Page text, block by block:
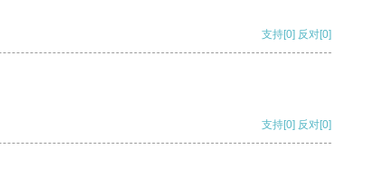
支持[0] 反对[0]
支持[0] 反对[0]